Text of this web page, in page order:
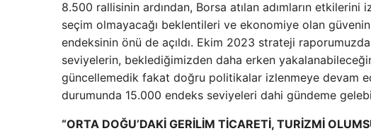
8.500 rallisinin ardından, Borsa atılan adımların
seçim olmayacağı beklentileri ve ekonomiye olan
endeksinin önü de açıldı. Ekim 2023 strateji
seviyelerin, beklediğimizden daha erken
güncellemedik fakat doğru politikalar izlenmeye devam
durumunda 15.000 endeks seviyeleri dahi gündeme
“ORTA DOĞU’DAKİ GERİLİM TİCARETİ, TURİZMİ